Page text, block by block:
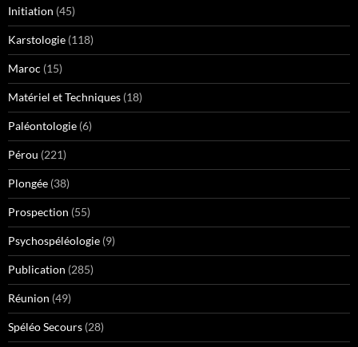
Initiation (45)
Karstologie (118)
Maroc (15)
Matériel et Techniques (18)
Paléontologie (6)
Pérou (221)
Plongée (38)
Prospection (55)
Psychospéléologie (9)
Publication (285)
Réunion (49)
Spéléo Secours (28)